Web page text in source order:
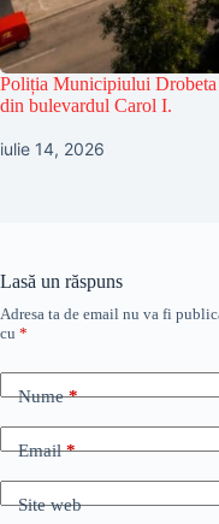
Poliția Municipiului Drobeta
din bulevardul Carol I.
iulie 14, 2026
Lasă un răspuns
Adresa ta de email nu va fi
cu *
Nume*
Email*
Site web